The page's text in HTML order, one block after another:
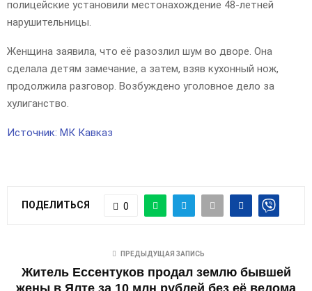
полицейские установили местонахождение 48-летней
нарушительницы.
Женщина заявила, что её разозлил шум во дворе. Она
сделала детям замечание, а затем, взяв кухонный нож,
продолжила разговор. Возбуждено уголовное дело за
хулиганство.
Источник: МК Кавказ
ПОДЕЛИТЬСЯ 0
ПРЕДЫДУЩАЯ ЗАПИСЬ
Житель Ессентуков продал землю бывшей
жены в Ялте за 10 млн рублей без её ведома